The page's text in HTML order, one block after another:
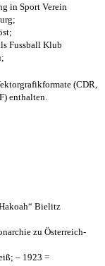
in Sport Verein
Fussball Klub
(CDR,
enthalten.
Bielitz
zu Österreich-
– 1923 =